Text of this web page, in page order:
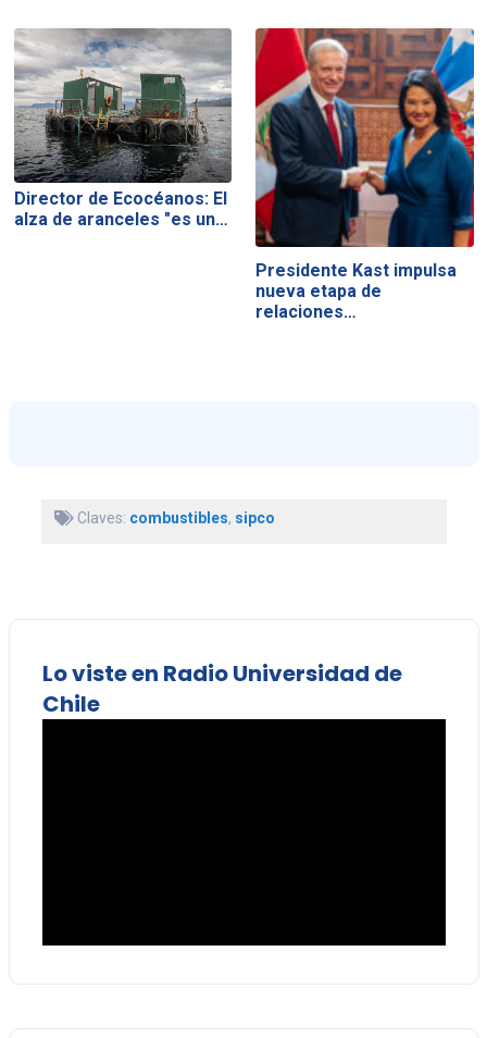
Director de Ecocéanos: El
alza de aranceles "es un…
Presidente Kast impulsa
nueva etapa de
relaciones…
Claves: combustibles, sipco
Lo viste en Radio Universidad de
Chile